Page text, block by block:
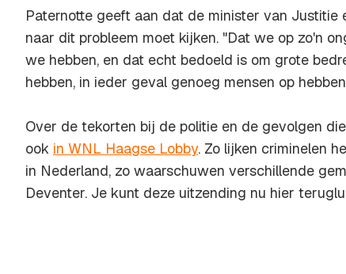
Paternotte geeft aan dat de minister van Justitie
naar dit probleem moet kijken. "Dat we op zo'n
we hebben, en dat echt bedoeld is om grote
hebben, in ieder geval genoeg mensen op
Over de tekorten bij de politie en de gevolgen
ook in WNL Haagse Lobby. Zo lijken criminelen
in Nederland, zo waarschuwen verschillende
Deventer. Je kunt deze uitzending nu hier